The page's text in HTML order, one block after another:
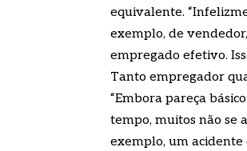
equivalente.
exemplo, de
empregado efetivo.
Tanto empregador
“Embora pareça
tempo, muitos não se
exemplo, um